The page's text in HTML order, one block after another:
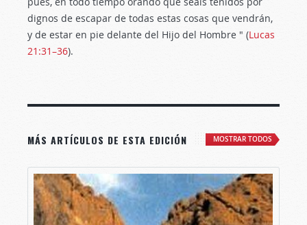
dignos de escapar de todas estas cosas que vendrán,
y de estar en pie delante del Hijo del Hombre " (Lucas
21:31–36).
MÁS ARTÍCULOS DE ESTA EDICIÓN MOSTRAR TODOS